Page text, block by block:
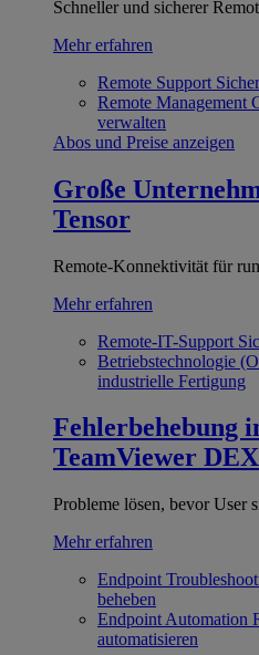
Schneller und sicherer
Mehr erfahren
Remote Support
Remote Management
verwalten
Abos und Preise anzeigen
Große
Tensor
Remote-Konnektivität für
Mehr erfahren
Remote-IT-Support
Betriebstechnologie
industrielle Fertigung
Fehlerbehebung
TeamViewer DEX
Probleme lösen, bevor User
Mehr erfahren
Endpoint
beheben
Endpoint Automation
automatisieren